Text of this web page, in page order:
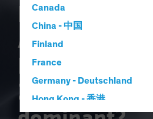
Canada
China - 中国
Finland
France
Germany - Deutschland
Hong Kong - 香港
Europäische
Anleihen:
Baranlagen
Zinswende